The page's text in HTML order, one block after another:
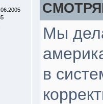
Мы
в